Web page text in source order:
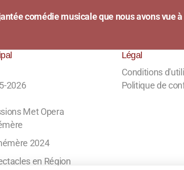
comédie musicale que nous avons vue
2026
Met Opera
2024
en Région
Légal
Conditions
Politique de